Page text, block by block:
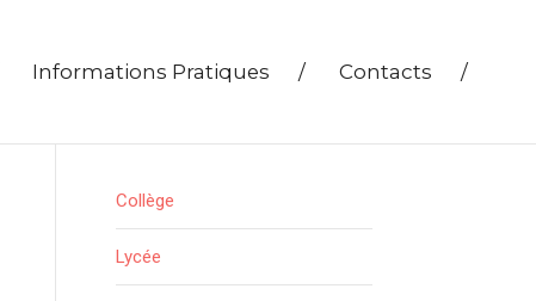
Informations Pratiques / Contacts /
Collège
Lycée